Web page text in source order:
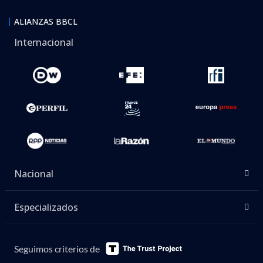
ALIANZAS BBCL
Internacional
Nacional
Especializados
Seguimos criterios de